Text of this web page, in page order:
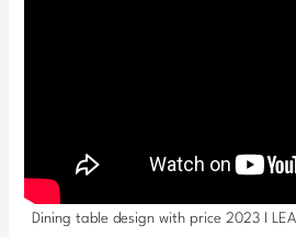
Dining table design with price 2023 I